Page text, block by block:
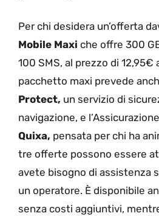
Per chi desidera un’offerta
Mobile Maxi che offre 300
100 SMS, al prezzo di 12,95€
pacchetto maxi prevede
Protect, un servizio di
navigazione, e l’Assicurazione
Quixa, pensata per chi ha
tre offerte possono essere
avete bisogno di assistenza
un operatore. È disponibile
senza costi aggiuntivi,